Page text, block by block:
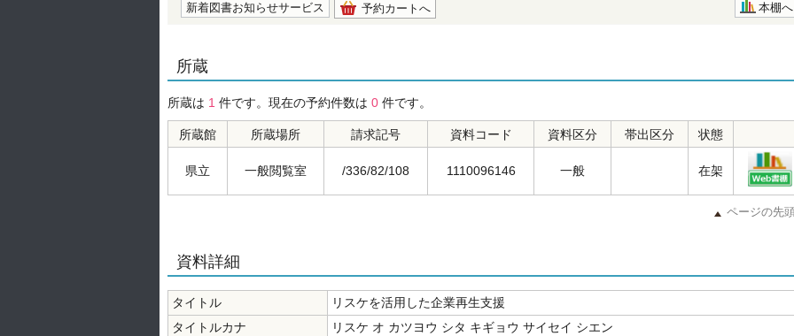
新着図書お知らせサービス 予約カートへ 本棚へ
所蔵
所蔵は 1 件です。現在の予約件数は 0 件です。
所蔵館 所蔵場所 請求記号 資料コード 資料区分 帯出区分 状態
県立 一般閲覧室 /336/82/108 1110096146 一般 在架
ページの先
資料詳細
タイトル
リスケを活用した企業再生支援
タイトルカナ
リスケ オ カツヨウ シタ キギョウ サイセイ シエン